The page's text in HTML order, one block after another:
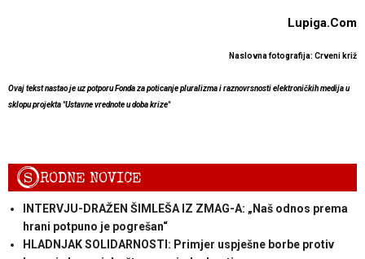
Lupiga.Com
Naslovna fotografija: Crveni križ
Ovaj tekst nastao je uz potporu Fonda za poticanje pluralizma i raznovrsnosti elektroničkih medija u
sklopu projekta "Ustavne vrednote u doba krize"
SRODNE NOVICE
INTERVJU-DRAŽEN ŠIMLEŠA IZ ZMAG-A: „Naš odnos prema
hrani potpuno je pogrešan“
HLADNJAK SOLIDARNOSTI: Primjer uspješne borbe protiv